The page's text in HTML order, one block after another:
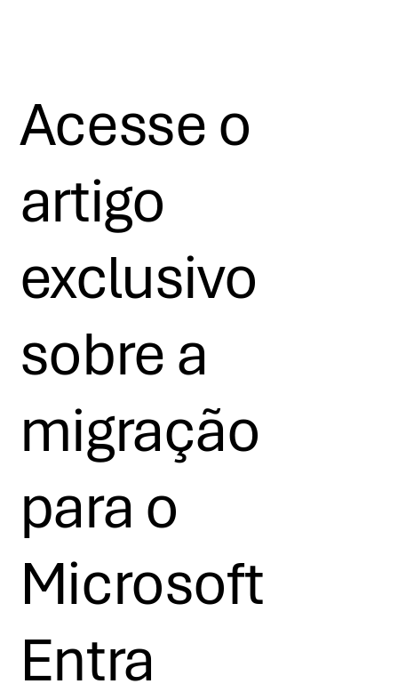
Acesse o
artigo
exclusivo
sobre a
migração
para o
Microsoft
Entra